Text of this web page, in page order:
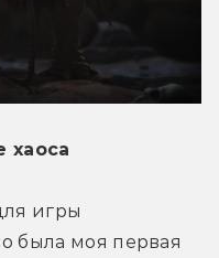
хаоса
игры
была моя первая